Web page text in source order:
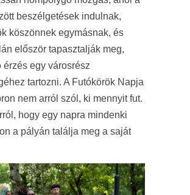
beszélgetések indulnak,
köszönnek egymásnak, és
először tapasztalják meg,
érzés egy városrész
tartozni. A Futókörök Napja
nem arról szól, ki mennyit fut.
hogy egy napra mindenki
a pályán találja meg a saját